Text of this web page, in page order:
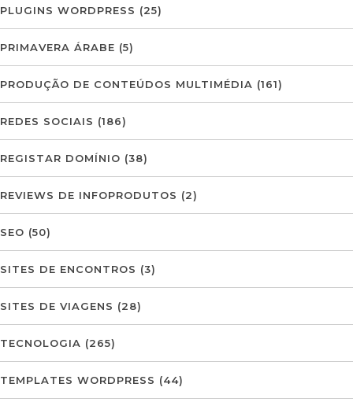
PLUGINS WORDPRESS (25)
PRIMAVERA ÁRABE (5)
PRODUÇÃO DE CONTEÚDOS MULTIMÉDIA (161)
REDES SOCIAIS (186)
REGISTAR DOMÍNIO (38)
REVIEWS DE INFOPRODUTOS (2)
SEO (50)
SITES DE ENCONTROS (3)
SITES DE VIAGENS (28)
TECNOLOGIA (265)
TEMPLATES WORDPRESS (44)